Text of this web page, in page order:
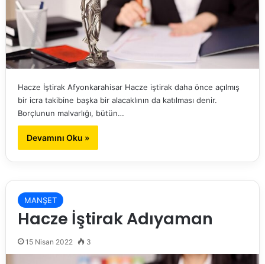
Hacze İştirak Afyonkarahisar Hacze iştirak daha önce açılmış
bir icra takibine başka bir alacaklının da katılması denir.
Borçlunun malvarlığı, bütün…
Devamını Oku »
MANŞET
Hacze İştirak Adıyaman
15 Nisan 2022 3